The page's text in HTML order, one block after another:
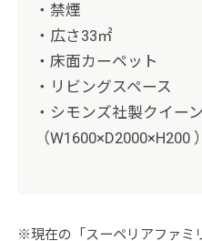
・禁煙
・広さ33㎡
・床面カーペット
・リビングスペース
・シモンズ社製クイー
（W1600×D2000×H200 ）
※現在の「スーペリアファミ